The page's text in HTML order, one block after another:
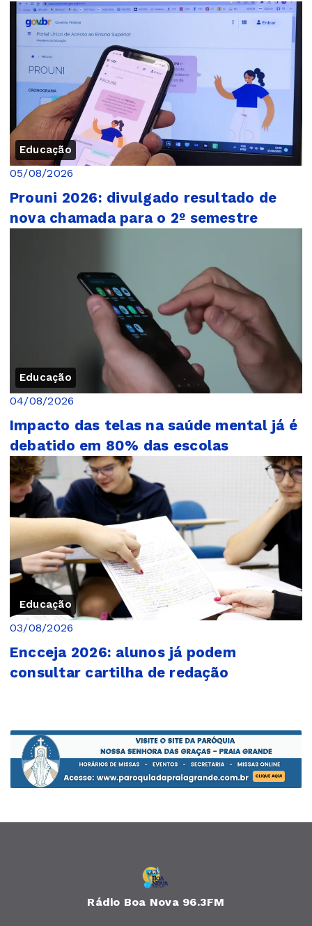
Educação
05/08/2026
Prouni 2026: divulgado resultado de
nova chamada para o 2º semestre
Educação
04/08/2026
Impacto das telas na saúde mental já é
debatido em 80% das escolas
Educação
03/08/2026
Encceja 2026: alunos já podem
consultar cartilha de redação
Rádio Boa Nova 96.3FM